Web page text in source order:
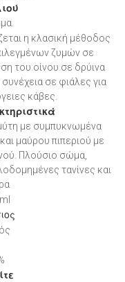
η κλασική μέθοδος
ζυμών σε
του οίνου σε δρύινα
σε φιάλες για
κάβες.
με συμπυκνωμένα
μαύρου πιπεριού με
Πλούσιο σώμα,
τανίνες και